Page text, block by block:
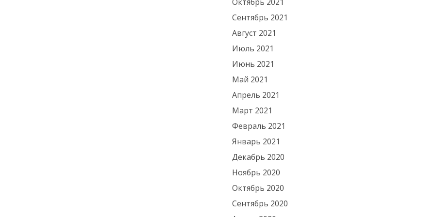
Сентябрь 2021
Август 2021
Июль 2021
Июнь 2021
Май 2021
Апрель 2021
Март 2021
Февраль 2021
Январь 2021
Декабрь 2020
Ноябрь 2020
Октябрь 2020
Сентябрь 2020